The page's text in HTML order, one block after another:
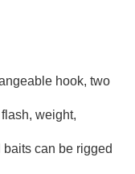
hook, two
weight,
baits can be rigged